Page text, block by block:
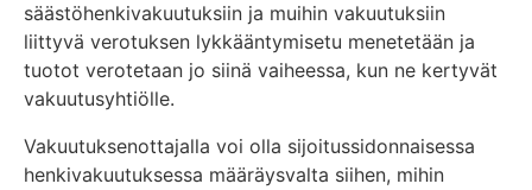
säästöhenkivakuutuksiin ja muihin vakuutuksiin
liittyvä verotuksen lykkääntymisetu menetetään ja
tuotot verotetaan jo siinä vaiheessa, kun ne kertyvät
vakuutusyhtiölle.
Vakuutuksenottajalla voi olla sijoitussidonnaisessa
henkivakuutuksessa määräysvalta siihen, mihin